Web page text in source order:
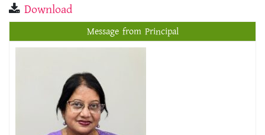
Download
Message from Principal